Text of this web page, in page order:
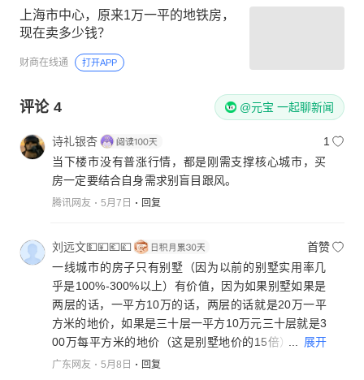
上海市中心，原来1万一平的地铁房，
现在卖多少钱？
财商在线通 打开APP
评论 4 @元宝 一起聊新闻
诗礼银杏
1
当下楼市没有普涨行情，都是刚需支撑核心城市，买
房一定要结合自身需求别盲目跟风。
腾讯网友 5月7日 回复
刘远文💵💴💶💷
首赞
一线城市的房子只有别墅（因为以前的别墅实用率几
乎是100%-300%以上）有价值，因为如果别墅如果是
两层的话，一平方10万的话，两层的话就是20万一平
方米的地价，如果是三十层一平方10万元三十层就是3
00万每平方米的地价（这是别墅地价的15倍）稀缺的
别墅是二十年前政府都已经停止开发了（所以一线城
展开
广东网友 5月8日 回复